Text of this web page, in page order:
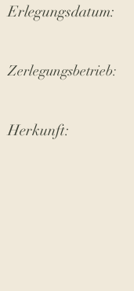
Erlegungsdatum:
Zerlegungsbetrieb:
Herkunft: